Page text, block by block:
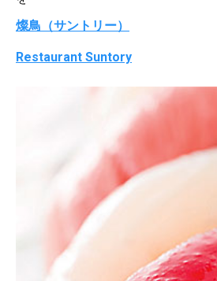
燦鳥（サントリー）
Restaurant Suntory